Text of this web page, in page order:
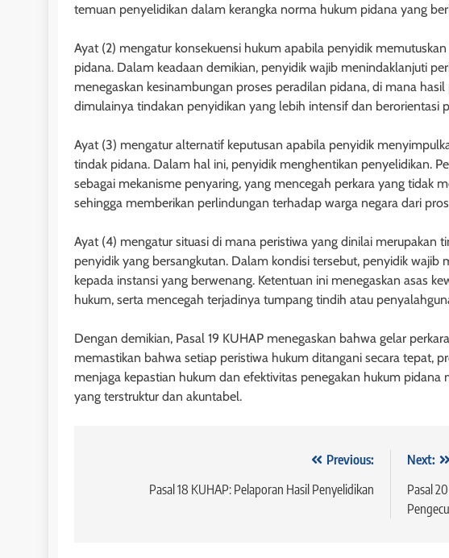
temuan penyelidikan dalam kerangka norma hukum pidana yang
Ayat (2) mengatur konsekuensi hukum apabila penyidik
pidana. Dalam keadaan demikian, penyidik wajib menindaklanjuti
menegaskan kesinambungan proses peradilan pidana, di mana
dimulainya tindakan penyidikan yang lebih intensif dan berorientasi
Ayat (3) mengatur alternatif keputusan apabila penyidik
tindak pidana. Dalam hal ini, penyidik menghentikan penyelidikan.
sebagai mekanisme penyaring, yang mencegah perkara yang tidak
sehingga memberikan perlindungan terhadap warga negara dari
Ayat (4) mengatur situasi di mana peristiwa yang dinilai merupakan
penyidik yang bersangkutan. Dalam kondisi tersebut, penyidik wajib
kepada instansi yang berwenang. Ketentuan ini menegaskan asas
hukum, serta mencegah terjadinya tumpang tindih atau
Dengan demikian, Pasal 19 KUHAP menegaskan bahwa gelar
memastikan bahwa setiap peristiwa hukum ditangani secara tepat,
menjaga kepastian hukum dan efektivitas penegakan hukum
yang terstruktur dan akuntabel.
Previous:
Pasal 18 KUHAP: Pelaporan Hasil Penyelidikan
Next:
Pasal
HUKUM JAMINAN - HAK TANGGUNGAN
Pasal 30 dan 31 Undang-
Nomor 4 Tahun 1996 tentang
Tanggungan: Ketentuan
dan Mulai Berlakunya Undang-
Undang Hak Tanggungan
1 minggu ago